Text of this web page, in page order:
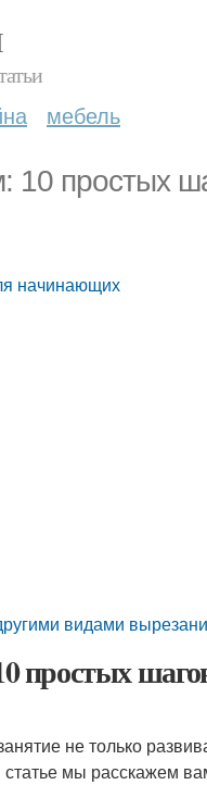
мебель
10 простых
начинающих
видами
простых
не только
статье мы расскажем